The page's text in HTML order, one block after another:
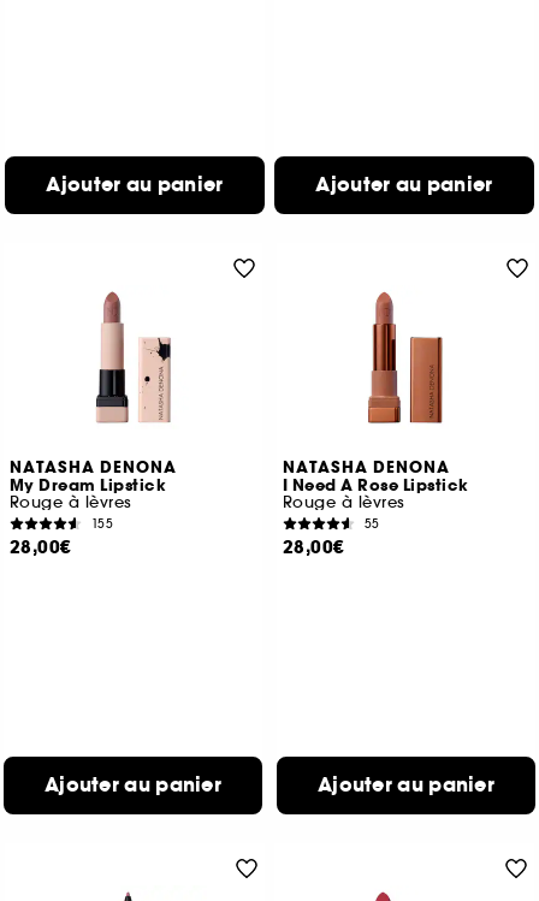
Ajouter au panier Ajouter au panier
NATASHA DENONA
My Dream Lipstick
Rouge à lèvres
155
28,00€
Ajouter au panier
NATASHA DENONA
I Need A Rose Lipstick
Rouge à lèvres
55
28,00€
Ajouter au panier